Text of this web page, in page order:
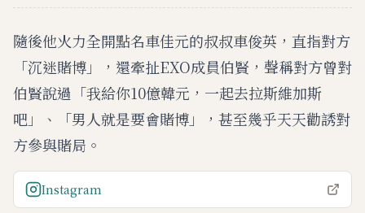
隨後他火力全開點名車佳元的叔叔車俊英，直指對方
「沉迷賭博」，還牽扯EXO成員伯賢，聲稱對方曾對
伯賢說過「我給你10億韓元，一起去拉斯維加斯
吧」、「男人就是要會賭博」，甚至幾乎天天勸誘對
方參與賭局。
Instagram